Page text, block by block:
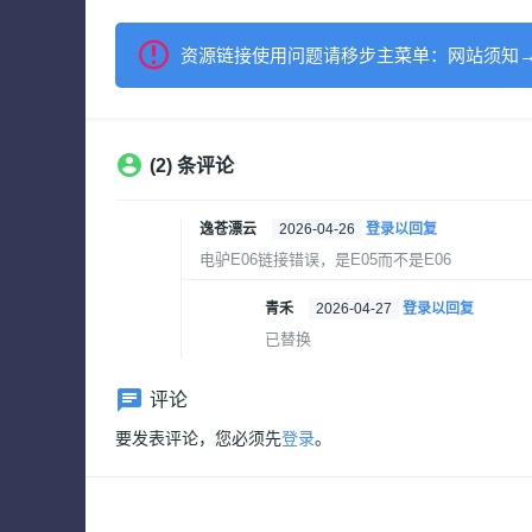
资源链接使用问题请移步主菜单：网站须知
(2) 条评论
逸苍漂云 2026-04-26 登录以回复
电驴E06链接错误，是E05而不是E06
青禾 2026-04-27 登录以回复
已替换
评论
要发表评论，您必须先登录。